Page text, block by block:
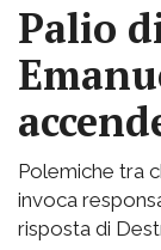
Palio
Polemiche tra
invoca
risposta di